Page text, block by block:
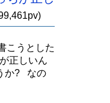
こうとした
正しいん
か? なの